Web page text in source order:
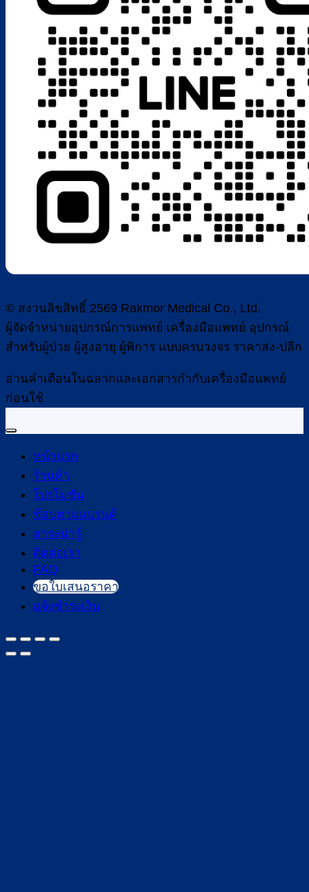
© สงวนลิขสิทธิ์ 2569 Rakmor Medical Co., Ltd.
ผู้จัดจำหน่ายอุปกรณ์การแพทย์ เครื่องมือแพทย์ อุปกรณ์
สำหรับผู้ป่วย ผู้สูงอายุ ผู้พิการ แบบครบวงจร ราคาส่ง-ปลีก
อ่านคำเตือนในฉลากและเอกสารกำกับเครื่องมือแพทย์
ก่อนใช้
หน้าแรก
ร้านค้า
โปรโมชัน
ช้อปตามแบรนด์
สาระน่ารู้
ติดต่อเรา
FAQ
ขอใบเสนอราคา
แจ้งชำระเงิน